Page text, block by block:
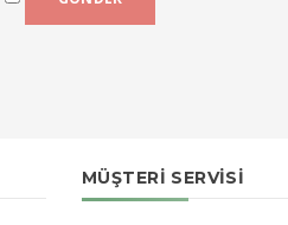
MÜŞTERI SERVISI